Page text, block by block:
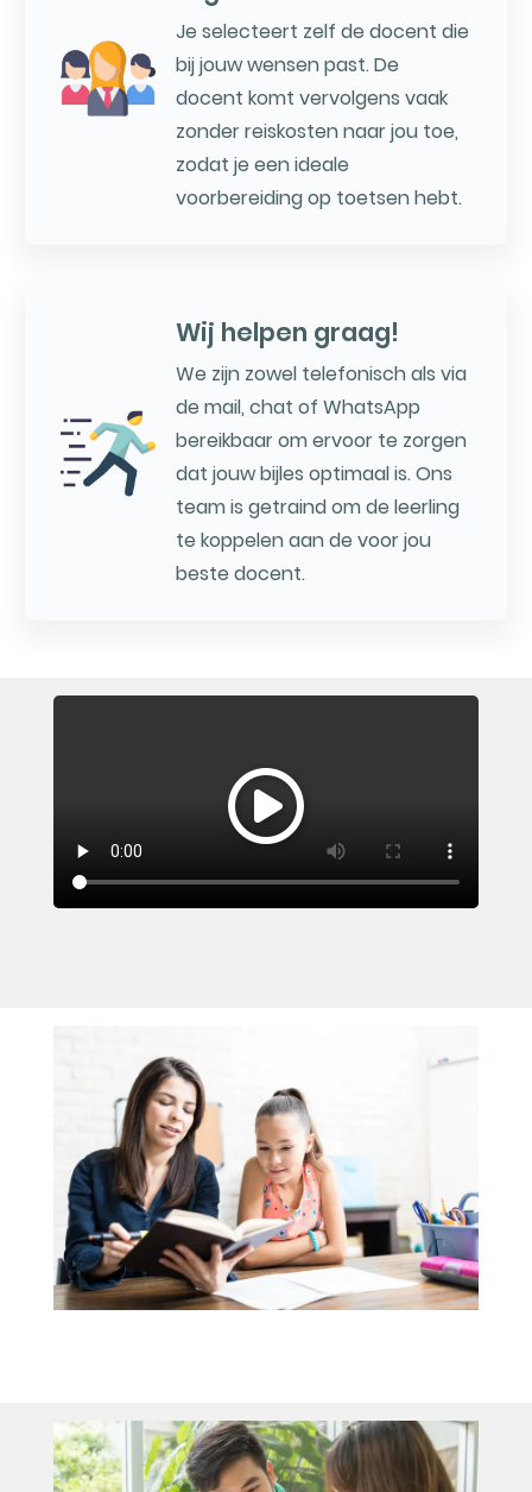
Je selecteert zelf de docent die
bij jouw wensen past. De
docent komt vervolgens vaak
zonder reiskosten naar jou toe,
zodat je een ideale
voorbereiding op toetsen hebt.
Wij helpen graag!
We zijn zowel telefonisch als via
de mail, chat of WhatsApp
bereikbaar om ervoor te zorgen
dat jouw bijles optimaal is. Ons
team is getraind om de leerling
te koppelen aan de voor jou
beste docent.